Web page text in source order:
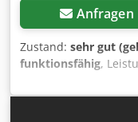
Anfragen
Zustand: sehr gut
funktionsfähig,
Kettenzustand:60 %,